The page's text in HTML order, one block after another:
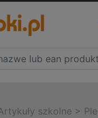
szkolne >